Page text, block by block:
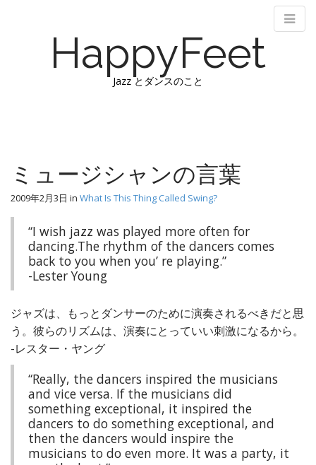
HappyFeet
Jazz とダンスのこと
n
m
e
n
o
c
o
t
ミュージシャンの言葉
2009年2月3日 in What Is This Thing Called Swing?
“I wish jazz was played more often for
dancing.The rhythm of the dancers comes
back to you when you’ re playing.”
-Lester Young
ジャズは、もっとダンサーのために演奏されるべきだと思
う。彼らのリズムは、演奏にとっていい刺激になるから。
-レスター・ヤング
“Really, the dancers inspired the musicians
and vice versa. If the musicians did
something exceptional, it inspired the
dancers to do something exceptional, and
then the dancers would inspire the
musicians to do even more. It was a party, it